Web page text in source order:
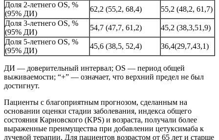
Доля 2-летнего OS, %
(95% ДИ)
62,2 (55,2, 68,4)
55,2 (48,2, 61,7)
Доля 3-летнего OS, %
(95% ДИ)
54,7 (47,7, 61,2)
45,2 (38,3,51,9)
Доля 5-летнего OS, %
(95% ДИ)
45,6 (38,5, 52,4) 36,4(29,7,43,1)
ДИ — доверительный интервал; OS — период общей
выживаемости; “+” — означает, что верхний предел не был
достигнут.
Пациенты с благоприятным прогнозом, сделанным на
основании оценки стадии заболевания, индекса общего
состояния Карновского (KPS) и возраста, получали более
выраженные преимущества при добавлении цетуксимаба к
лучевой терапии. Для пациентов возрастом от 65 лет и старше